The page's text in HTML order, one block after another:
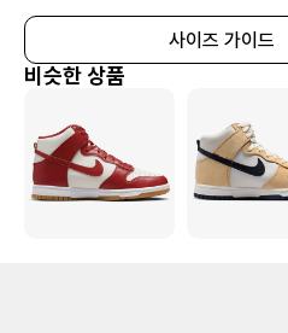
사이즈 가이드
비슷한 상품